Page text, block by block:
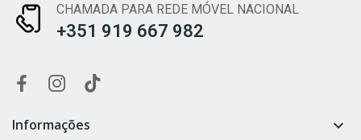
CHAMADA PARA REDE MÓVEL NACIONAL
+351 919 667 982
Informações 